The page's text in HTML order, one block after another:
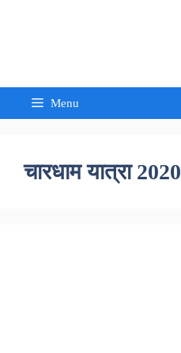
Menu
चारधाम यात्रा 2020